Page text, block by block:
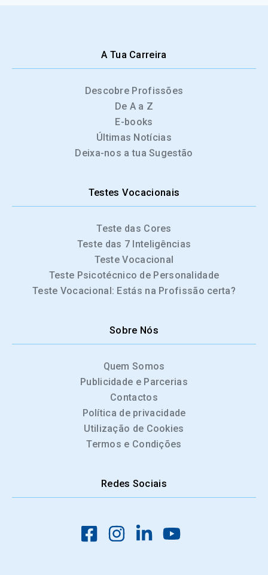
A Tua Carreira
Descobre Profissões
De A a Z
E-books
Últimas Notícias
Deixa-nos a tua Sugestão
Testes Vocacionais
Teste das Cores
Teste das 7 Inteligências
Teste Vocacional
Teste Psicotécnico de Personalidade
Teste Vocacional: Estás na Profissão certa?
Sobre Nós
Quem Somos
Publicidade e Parcerias
Contactos
Política de privacidade
Utilização de Cookies
Termos e Condições
Redes Sociais